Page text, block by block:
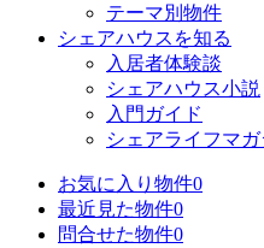
テーマ別物件
シェアハウスを知る
入居者体験談
シェアハウス小説
入門ガイド
シェアライフマガ
お気に入り物件0
最近見た物件0
問合せた物件0